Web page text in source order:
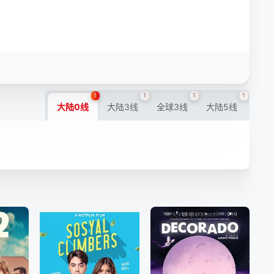
大陆0线
1
大陆3线
1
全球3线
1
大陆5线
1